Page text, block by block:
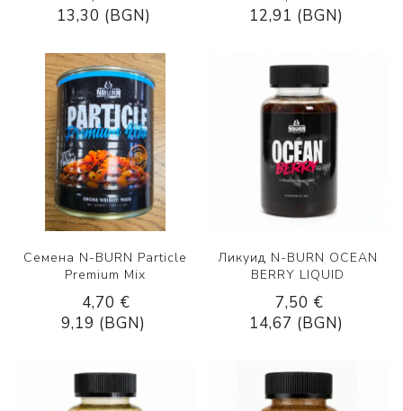
13,30 (BGN)
12,91 (BGN)
Семена N-BURN Particle
Premium Mix
4,70 €
9,19 (BGN)
Ликуид N-BURN OCEAN
BERRY LIQUID
7,50 €
14,67 (BGN)